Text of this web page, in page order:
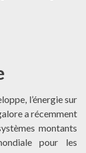
l’énergie sur
a récemment
montants
pour les